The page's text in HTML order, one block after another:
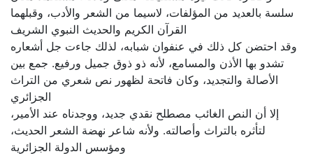
سلسة بالعديد من المؤلفات، لاسيما من الشعر والأدب، وقبلهما
القرآن الكريم والحديث النبوي الشريف
وقد احتضن كل ذلك في عنفوان شبابه، لذلك جاءت جل أشعاره
تشدو بها الأذن والمسامع، لأنه ذو ذوق جميل ورفيع. جمع بين
الأصالة والتجديد، وكان فاتحة لظهور نص شعري من التراث
الجزائري
إلا أن النص الغائب مصطلح نقدي جديد، ووجدناه عند الأمير،
لتأثره بالتراث وأصالته. ولأنه شاعر نهضة الشعر الحديث،
ومؤسس الدولة الجزائرية